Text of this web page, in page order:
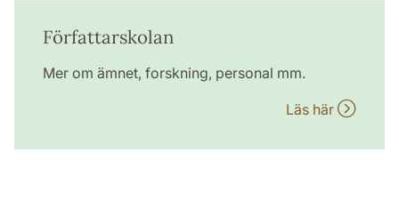
Författarskolan
Mer om ämnet, forskning, personal mm.
Läs här